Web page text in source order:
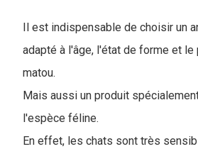
Il est indispensable de choisir un
adapté à l'âge, l'état de forme et
matou.
Mais aussi un produit
l'espèce féline.
En effet, les chats sont très